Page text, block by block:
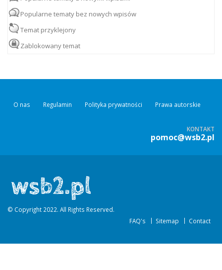
Popularne tematy bez nowych wpisów
Temat przyklejony
Zablokowany temat
O nas Regulamin Polityka prywatności Prawa autorskie
KONTAKT
pomoc@wsb2.pl
© Copyright 2022. All Rights Reserved.
FAQ's
Sitemap Contact